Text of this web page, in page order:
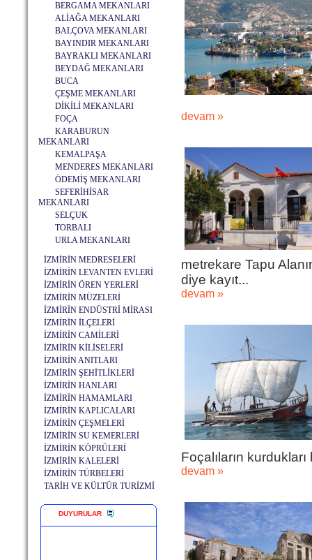
BERGAMA MEKANLARI
ALİAĞA MEKANLARI
BALÇOVA MEKANLARI
BAYINDIR MEKANLARI
BAYRAKLI MEKANLARI
BEYDAĞ MEKANLARI
BUCA
ÇEŞME MEKANLARI
DİKİLİ MEKANLARI
FOÇA
KARABURUN
MEKANLARI
KEMALPAŞA
MENDERES MEKANLARI
ÖDEMİŞ MEKANLARI
SEFERİHİSAR
MEKANLARI
SELÇUK
TORBALI
URLA MEKANLARI
İZMİRİN MEDRESELERİ
İZMİRİN LEVANTEN EVLERİ
İZMİRİN ÖREN YERLERİ
İZMİRİN MÜZELERİ
İZMİRİN ENDÜSTRİ MİRASI
İZMİRİN İLÇELERİ
İZMİRİN CAMİLERİ
İZMİRİN KİLİSELERİ
İZMİRİN ANITLARI
İZMİRİN ŞEHİTLİKLERİ
İZMİRİN HANLARI
İZMİRİN HAMAMLARI
İZMİRİN KAPLICALARI
İZMİRİN ÇEŞMELERİ
İZMİRİN SU KEMERLERİ
İZMİRİN KÖPRÜLERİ
İZMİRİN KALELERİ
İZMİRİN TÜRBELERİ
TARİH VE KÜLTÜR TURİZMİ
DUYURULAR
devam »
metrekare Tapu
diye kayıt...
devam »
Foçalıların
devam »